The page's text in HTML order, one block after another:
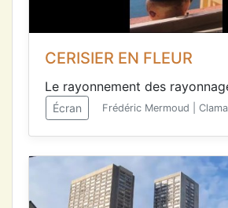
CERISIER EN FLEUR
Le rayonnement des
Écran Frédéric Mermoud |